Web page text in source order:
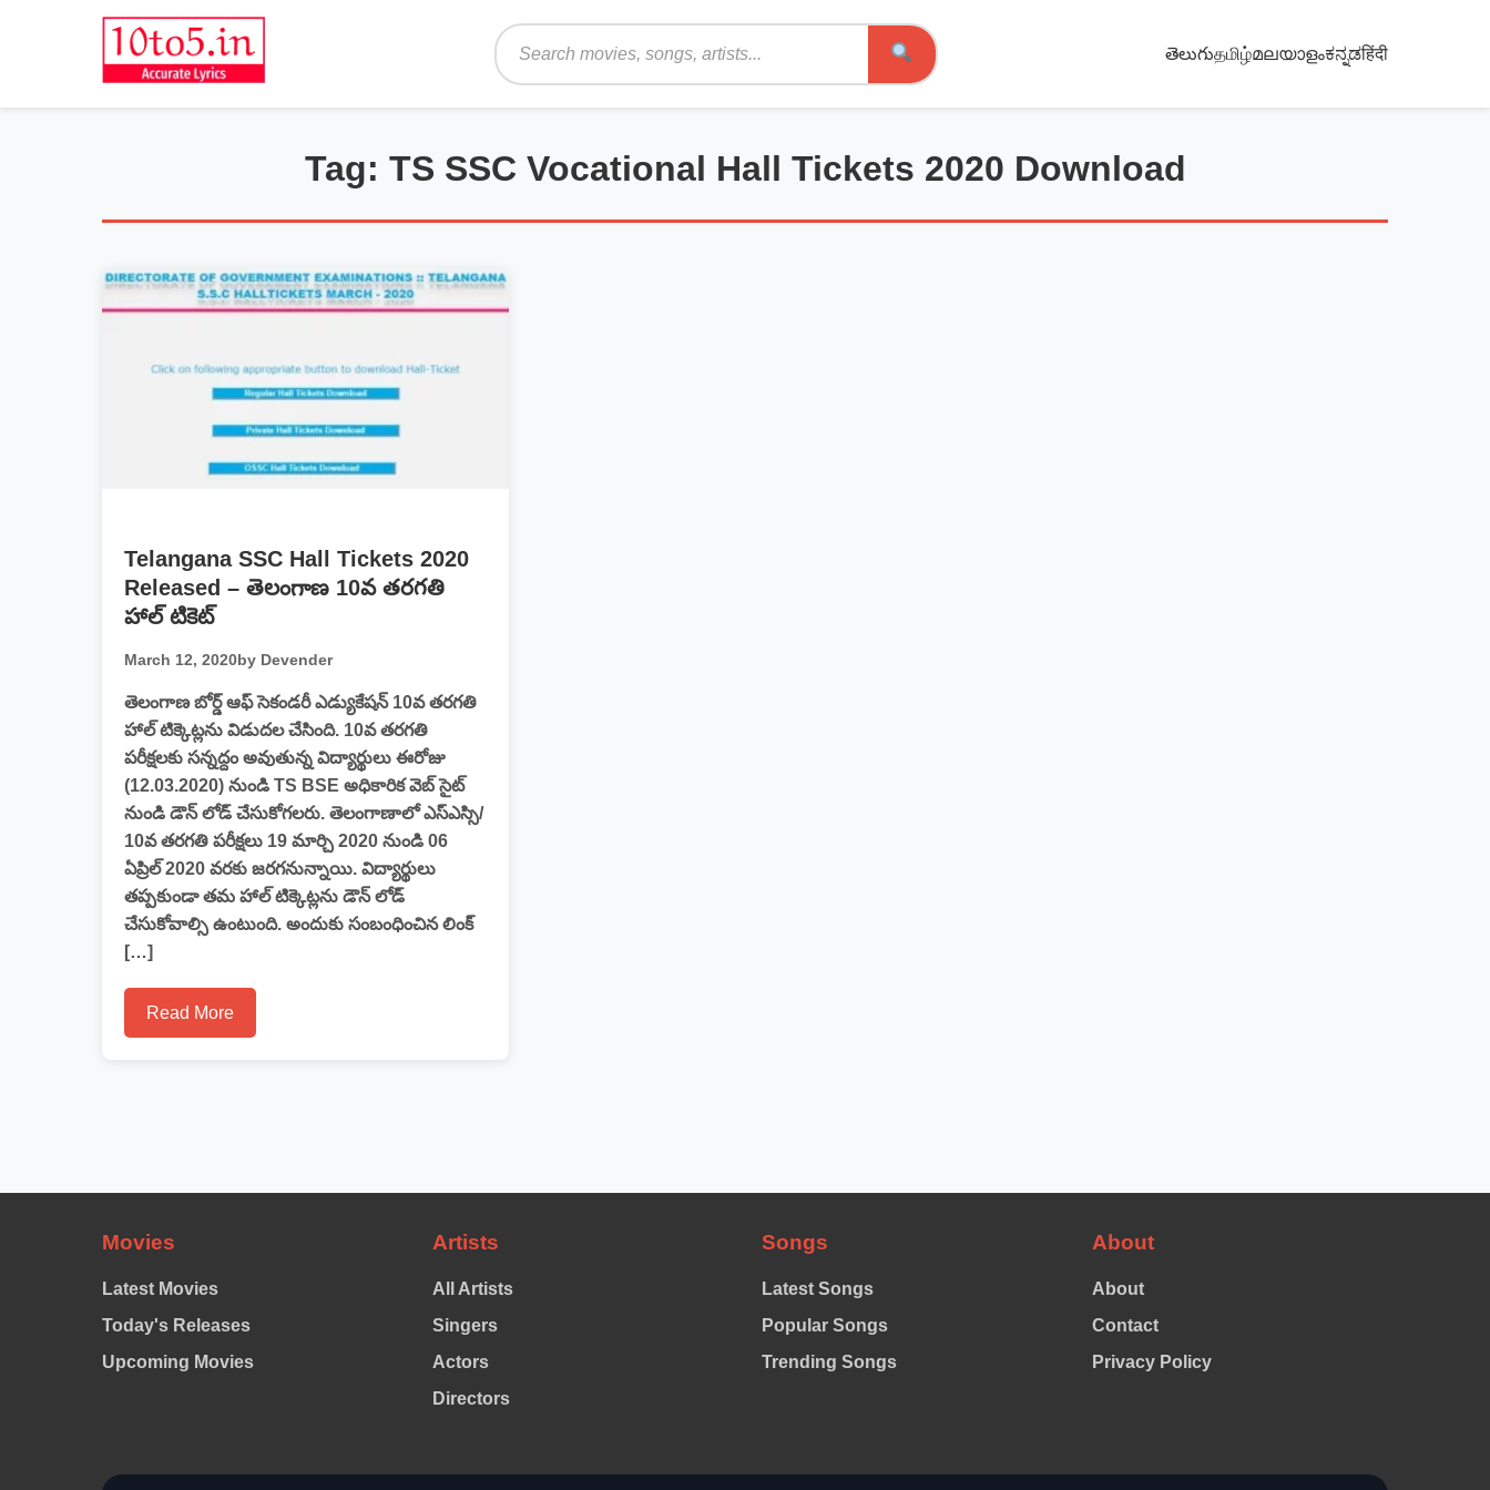
Search
తెలుగుதமிழ்മലയാളംಕನ್ನಡहिंदी
Tag: TS SSC Vocational Hall Tickets 2020 Download
Telangana SSC Hall Tickets 2020
Released – తెలంగాణ 10వ తరగతి
హాల్ టికెట్
March 12, 2020by Devender
తెలంగాణ బోర్డ్ ఆఫ్ సెకండరీ ఎడ్యుకేషన్ 10వ తరగతి
హాల్ టిక్కెట్లను విడుదల చేసింది. 10వ తరగతి
పరీక్షలకు సన్నద్దం అవుతున్న విద్యార్థులు ఈరోజు
(12.03.2020) నుండి TS BSE అధికారిక వెబ్ సైట్
నుండి డౌన్ లోడ్ చేసుకోగలరు. తెలంగాణాలో ఎస్ఎస్సి/
10వ తరగతి పరీక్షలు 19 మార్చి 2020 నుండి 06
ఏప్రిల్ 2020 వరకు జరగనున్నాయి. విద్యార్థులు
తప్పకుండా తమ హాల్ టిక్కెట్లను డౌన్ లోడ్
చేసుకోవాల్సి ఉంటుంది. అందుకు సంబంధించిన లింక్
[…]
Read More
Movies
Latest Movies
Today's Releases
Upcoming Movies
Artists
All Artists
Singers
Actors
Directors
Songs
Latest Songs
Popular Songs
Trending Songs
About
About
Contact
Privacy Policy